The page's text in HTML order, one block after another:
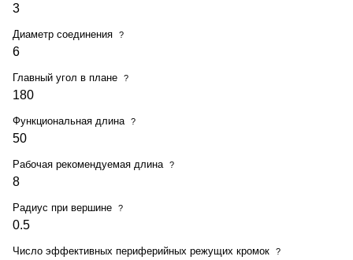
3
Диаметр соединения ?
6
Главный угол в плане ?
180
Функциональная длина ?
50
Рабочая рекомендуемая длина ?
8
Радиус при вершине ?
0.5
Число эффективных периферийных режущих кромок ?